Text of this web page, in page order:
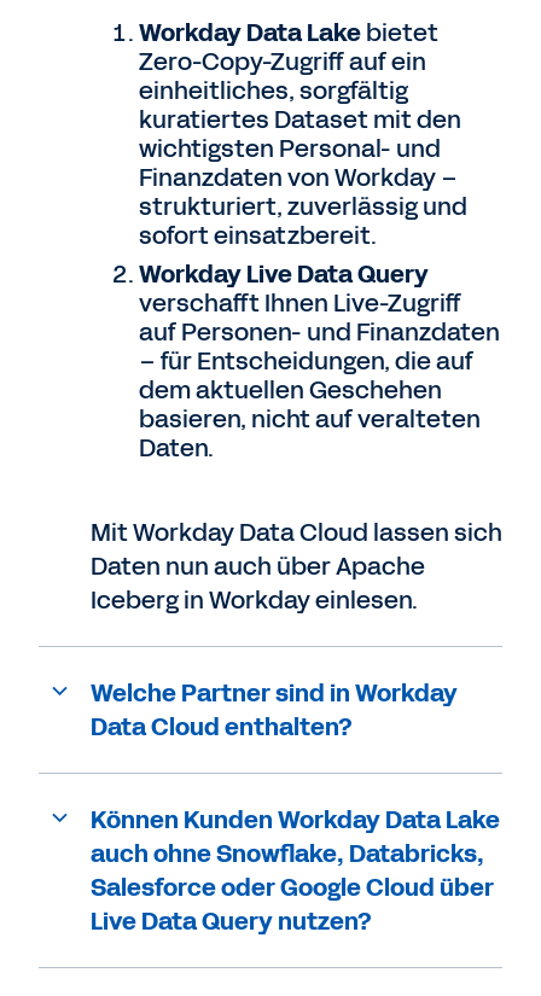
Workday Data Lakebietet
Zero-Copy-Zugriff auf ein
einheitliches, sorgfältig
kuratiertes Dataset mit den
wichtigsten Personal- und
Finanzdaten von Workday –
strukturiert, zuverlässig und
sofort einsatzbereit.
Workday Live Data Query
verschafft Ihnen Live-Zugriff
auf Personen- und Finanzdaten
– für Entscheidungen, die auf
dem aktuellen Geschehen
basieren, nicht auf veralteten
Daten.
Mit Workday Data Cloud lassen sich
Daten nun auch über Apache
Iceberg in Workday einlesen.
Welche Partner sind in Workday
Data Cloud enthalten?
Können Kunden Workday Data Lake
auch ohne Snowflake, Databricks,
Salesforce oder Google Cloud über
Live Data Query nutzen?